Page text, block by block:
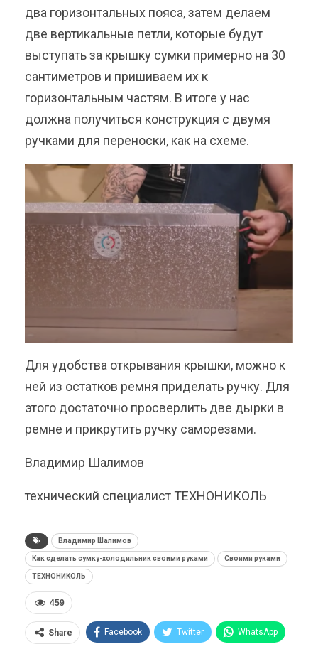
два горизонтальных пояса, затем делаем
две вертикальные петли, которые будут
выступать за крышку сумки примерно на 30
сантиметров и пришиваем их к
горизонтальным частям. В итоге у нас
должна получиться конструкция с двумя
ручками для переноски, как на схеме.
Для удобства открывания крышки, можно к
ней из остатков ремня приделать ручку. Для
этого достаточно просверлить две дырки в
ремне и прикрутить ручку саморезами.
Владимир Шалимов
технический специалист ТЕХНОНИКОЛЬ
Владимир Шалимов
Как сделать сумку-холодильник своими руками Своими руками
ТЕХНОНИКОЛЬ
459
Share Facebook Twitter WhatsApp